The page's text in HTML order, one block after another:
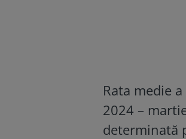
Rata medie
2024 –
determinată